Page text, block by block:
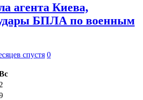
агента Киева,
БПЛА по военным
спустя 0
2